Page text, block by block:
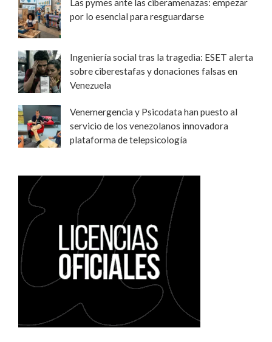
Las pymes ante las ciberamenazas: empezar
por lo esencial para resguardarse
Ingeniería social tras la tragedia: ESET alerta
sobre ciberestafas y donaciones falsas en
Venezuela
Venemergencia y Psicodata han puesto al
servicio de los venezolanos innovadora
plataforma de telepsicología